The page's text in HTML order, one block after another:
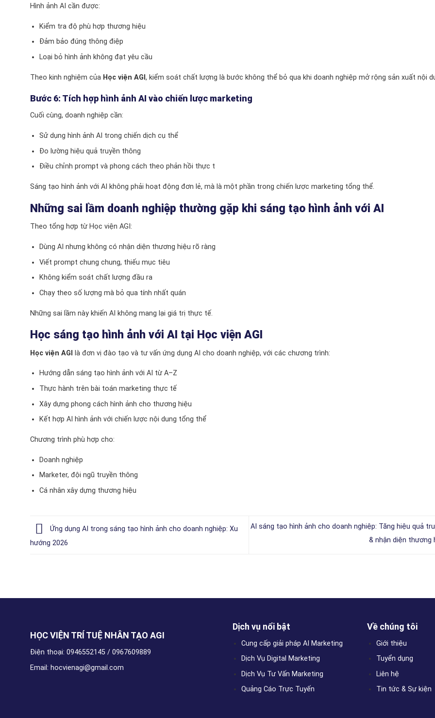
Hình ảnh AI cần được:
Kiểm tra độ phù hợp thương hiệu
Đảm bảo đúng thông điệp
Loại bỏ hình ảnh không đạt yêu cầu
Theo kinh nghiệm của Học viện AGI , kiểm soát chất lượng là bước không thể bỏ qua khi doanh nghiệp mở rộng sản xuất nội
Bước 6: Tích hợp hình ảnh AI vào chiến lược marketing
Cuối cùng, doanh nghiệp cần:
Sử dụng hình ảnh AI trong chiến dịch cụ thể
Đo lường hiệu quả truyền thông
Điều chỉnh prompt và phong cách theo phản hồi thực t
Sáng tạo hình ảnh với AI không phải hoạt động đơn lẻ, mà là một phần trong chiến lược marketing tổng thể.
Những sai lầm doanh nghiệp thường gặp khi sáng tạo hình ảnh với AI
Theo tổng hợp từ Học viện AGI:
Dùng AI nhưng không có nhận diện thương hiệu rõ ràng
Viết prompt chung chung, thiếu mục tiêu
Không kiểm soát chất lượng đầu ra
Chạy theo số lượng mà bỏ qua tính nhất quán
Những sai lầm này khiến AI không mang lại giá trị thực tế.
Học sáng tạo hình ảnh với AI tại Học viện AGI
Học viện AGI là đơn vị đào tạo và tư vấn ứng dụng AI cho doanh nghiệp, với các chương trình:
Hướng dẫn sáng tạo hình ảnh với AI từ A–Z
Thực hành trên bài toán marketing thực tế
Xây dựng phong cách hình ảnh cho thương hiệu
Kết hợp AI hình ảnh với chiến lược nội dung tổng thể
Chương trình phù hợp cho:
Doanh nghiệp
Marketer, đội ngũ truyền thông
Cá nhân xây dựng thương hiệu
Ứng dụng AI trong sáng tạo hình ảnh cho doanh nghiệp: Xu
hướng 2026
AI sáng tạo hình ảnh cho doanh nghiệp: Tăng hiệu quả
& nhận diện thương
HỌC VIỆN TRÍ TUỆ NHÂN TẠO AGI
Điện thoại: 0946552145 / 0967609889
Email: hocvienagi@gmail.com
Dịch vụ nổi bật
Cung cấp giải pháp AI Marketing
Dịch Vụ Digital Marketing
Dịch Vụ Tư Vấn Marketing
Quảng Cáo Trực Tuyến
Về chúng tôi
Giới thiệu
Tuyển dụng
Liên hệ
Tin tức & Sự kiện